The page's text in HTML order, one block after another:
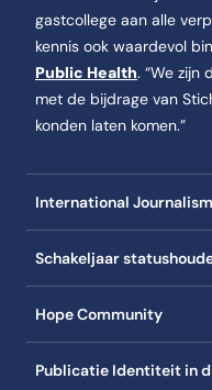
gastcollege aan alle
kennis ook waardevol
Public Health. “We zijn
met de bijdrage van
konden laten komen.”
International
Schakeljaar
Hope Community
Publicatie Identiteit in